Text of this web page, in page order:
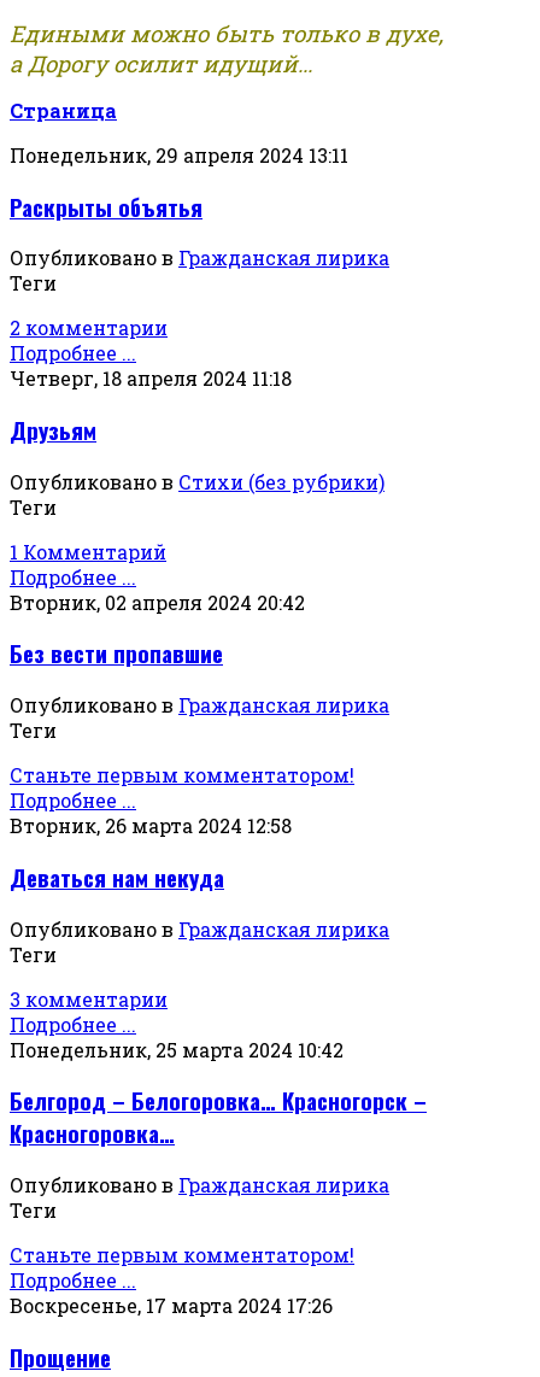
Едиными можно быть только в духе,
а Дорогу осилит идущий...
Страница
Понедельник, 29 апреля 2024 13:11
Раскрыты объятья
Опубликовано в Гражданская лирика
Теги
2 комментарии
Подробнее ...
Четверг, 18 апреля 2024 11:18
Друзьям
Опубликовано в Стихи (без рубрики)
Теги
1 Комментарий
Подробнее ...
Вторник, 02 апреля 2024 20:42
Без вести пропавшие
Опубликовано в Гражданская лирика
Теги
Станьте первым комментатором!
Подробнее ...
Вторник, 26 марта 2024 12:58
Деваться нам некуда
Опубликовано в Гражданская лирика
Теги
3 комментарии
Подробнее ...
Понедельник, 25 марта 2024 10:42
Белгород – Белогоровка… Красногорск –
Красногоровка…
Опубликовано в Гражданская лирика
Теги
Станьте первым комментатором!
Подробнее ...
Воскресенье, 17 марта 2024 17:26
Прощение